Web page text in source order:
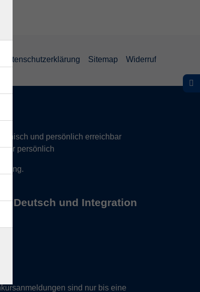
Datenschutzerklärung Sitemap Widerruf
und persönlich erreichbar
nur persönlich
Deutsch und Integration
sind nur bis eine